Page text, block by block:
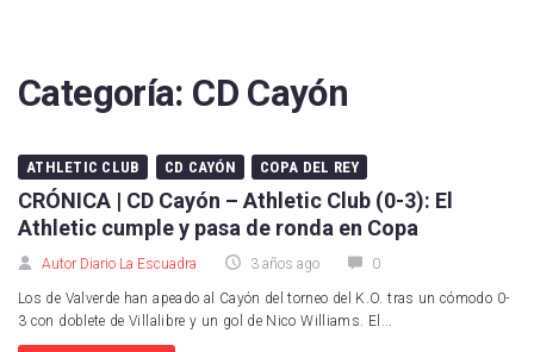
Categoría: CD Cayón
ATHLETIC CLUB CD CAYÓN COPA DEL REY
CRÓNICA | CD Cayón – Athletic Club (0-3): El
Athletic cumple y pasa de ronda en Copa
Autor Diario La Escuadra 3 años ago 0
Los de Valverde han apeado al Cayón del torneo del K.O. tras un cómodo 0-
3 con doblete de Villalibre y un gol de Nico Williams. El...